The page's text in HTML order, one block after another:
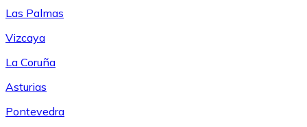
Las Palmas
Vizcaya
La Coruña
Asturias
Pontevedra